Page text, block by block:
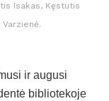
Isakas, Kęstutis
ir augusi
bibliotekoje